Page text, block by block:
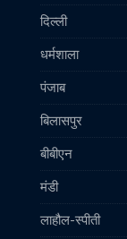
दिल्ली
धर्मशाला
पंजाब
बिलासपुर
बीबीएन
मंडी
लाहौल-स्पीती